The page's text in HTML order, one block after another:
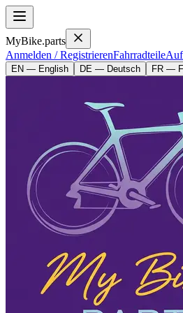
MyBike.parts
Anmelden / RegistrierenFahrradteile
EN — English DE — Deutsch FR —